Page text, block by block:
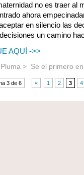
no es traer al
ahora
en silencio las
un camino
AQUÍ ->>
> Se el primero
3 de 6 « 1 2 3 4